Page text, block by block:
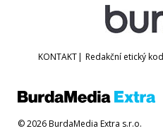
KONTAKT| Redakční etický
© 2026 BurdaMedia Extra s.r.o.